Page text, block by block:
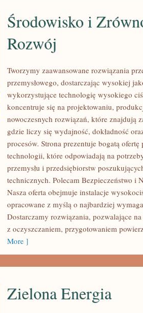
ZRÓWNOWAŻONY
Środowisko i
Rozwój
Tworzymy zaawansowane rozwiązania
przemysłowego, dostarczając wysokiej
wykorzystujące technologię wysokiego
koncentruje się na projektowaniu,
nowoczesnych rozwiązań, które znajdują
gdzie liczy się wydajność, dokładność
procesów. Strona prezentuje bogatą ofertę
technologii, które odpowiadają na
przemysłu i przedsiębiorstw
technicznych. Polecam Bezpieczeństwo i
Nasza oferta obejmuje instalacje
opracowane z myślą o najbardziej
Dostarczamy rozwiązania, pozwalające
z oczyszczaniem, przygotowaniem
More ]
Zielona Energia